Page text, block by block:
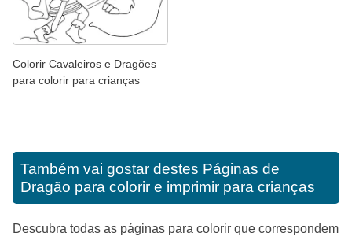
Colorir Cavaleiros e Dragões
para colorir para crianças
Também vai gostar destes Páginas de
Dragão para colorir e imprimir para crianças
Descubra todas as páginas para colorir que correspondem